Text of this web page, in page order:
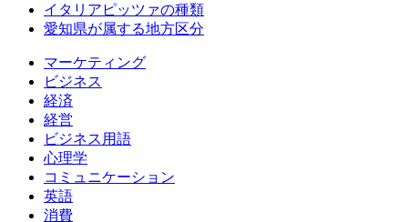
イタリアピッツァの種類
愛知県が属する地方区分
マーケティング
ビジネス
経済
経営
ビジネス用語
心理学
コミュニケーション
英語
消費